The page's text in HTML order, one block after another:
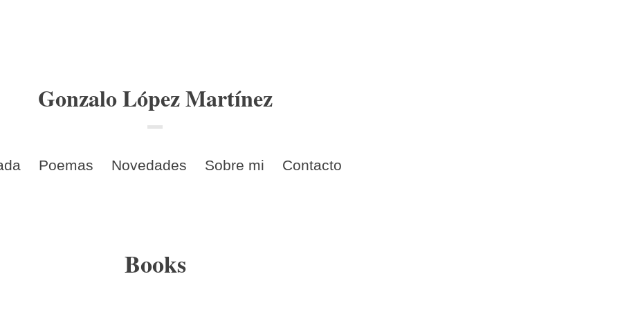
Gonzalo López Martínez
Poemas Novedades Sobre mi Contacto
Books